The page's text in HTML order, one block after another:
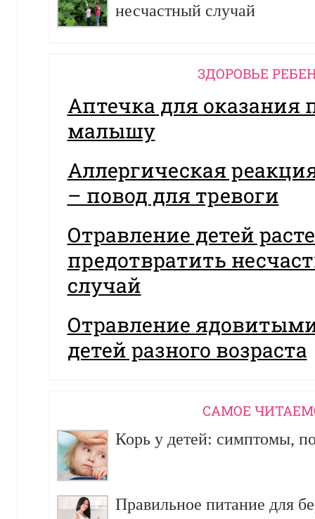
несчастный случай
ЗДОРОВЬЕ
Аптечка для
малышу
Аллергическая
– повод для тревоги
Отравление детей
предотвратить
случай
Отравление
детей разного возраста
CАМОЕ
Корь у детей: симптомы,
Правильное питание для